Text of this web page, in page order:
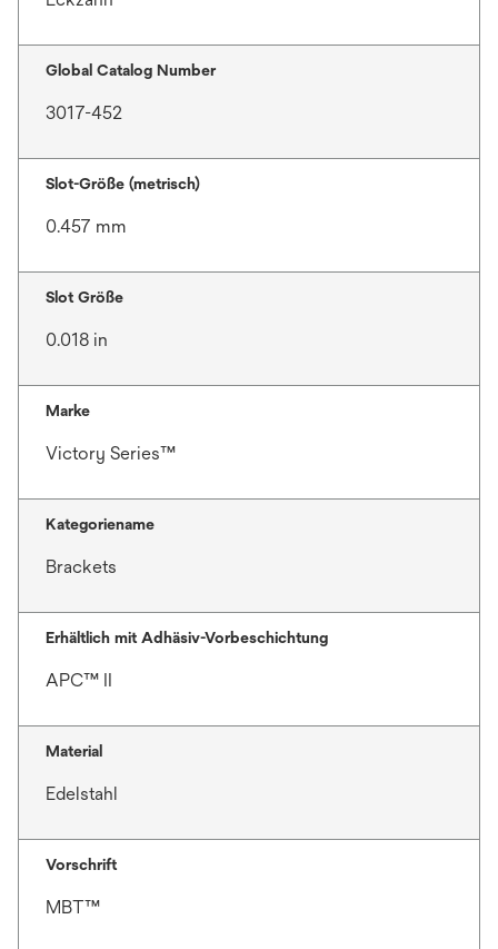
Global Catalog Number
3017-452
Slot-Größe (metrisch)
0.457 mm
Slot Größe
0.018 in
Marke
Victory Series™
Kategoriename
Brackets
Erhältlich mit Adhäsiv-Vorbeschichtung
APC™ II
Material
Edelstahl
Vorschrift
MBT™